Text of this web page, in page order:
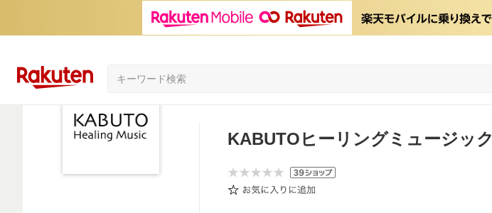
KABUTOヒーリングミュージック